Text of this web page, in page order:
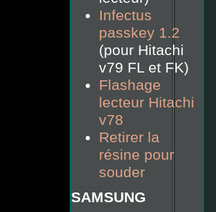
Infectus
passkey 1.2
(pour Hitachi
v79 FL et FK)
Flashage
lecteur Hitachi
v78
Retirer la
résine pour
souder
SAMSUNG